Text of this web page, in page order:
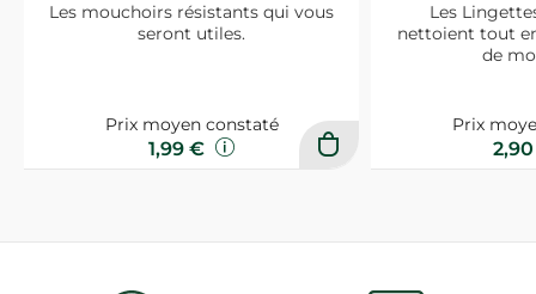
Les mouchoirs résistants qui vous
seront utiles.
Prix moyen constaté
1,99 €
Les
nettoient tout
de
Prix